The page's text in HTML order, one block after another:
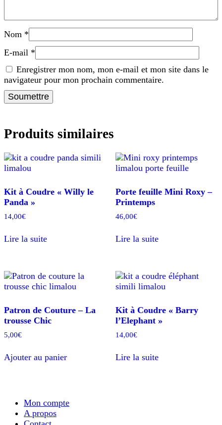
Nom *
E-mail *
Enregistrer mon nom, mon e-mail et mon site dans le
navigateur pour mon prochain commentaire.
Produits similaires
Kit à Coudre « Willy le
Panda »
14,00€
Lire la suite
Porte feuille Mini Roxy –
Printemps
46,00€
Lire la suite
Patron de Couture – La
trousse Chic
5,00€
Ajouter au panier
Kit à Coudre « Barry
l’Elephant »
14,00€
Lire la suite
Mon compte
A propos